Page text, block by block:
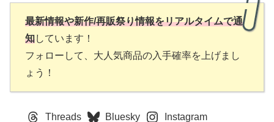
最新情報や新作/再販祭り情報をリアルタイムで通
知しています！
フォローして、大人気商品の入手確率を上げまし
ょう！
Threads Bluesky Instagram